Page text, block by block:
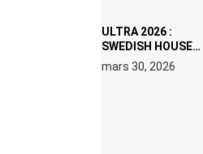
ULTRA 2026 :
SWEDISH HOUSE
MAFIA RETROUVE
ERIC PRYDZ DANS
mars 30, 2026